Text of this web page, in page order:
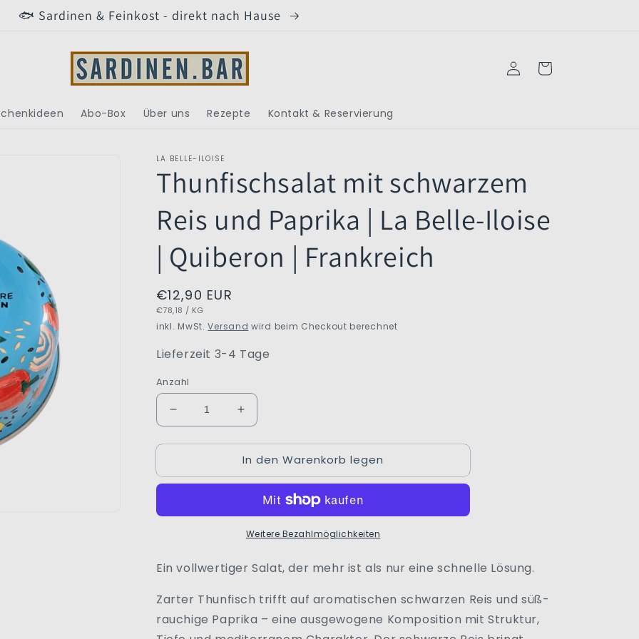
🐟 Sardinen & Feinkost - direkt nach Hause
Abo-Box Über uns Rezepte Kontakt & Reservierung
EinloggenWarenkorb
LA BELLE-ILOISE
Thunfischsalat mit schwarzem
Reis und Paprika | La Belle-Iloise
| Quiberon | Frankreich
Normaler
Preis
€12,90 EUR
GRUNDPREIS
€78,18 / PRO
KG
inkl. MwSt.Versand wird beim Checkout berechnet
Lieferzeit 3-4 Tage
Anzahl
Verringere
die
Menge
Thunfischsalat
Reis
Belle-
|
Erhöhe
die
Menge
für
Thunfischsalat
schwarzem
Reis
und
|
Belle-
|
In den Warenkorb legen
Weitere Bezahlmöglichkeiten
Ein vollwertiger Salat, der mehr ist als nur eine schnelle Lösung.
Zarter Thunfisch trifft auf aromatischen schwarzen Reis und süß-
rauchige Paprika – eine ausgewogene Komposition mit Struktur,